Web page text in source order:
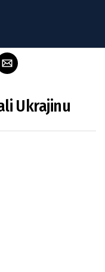
Ukrajinu